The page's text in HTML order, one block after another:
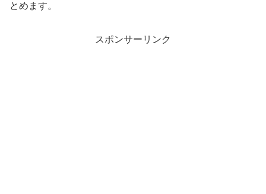
とめます。
スポンサーリンク